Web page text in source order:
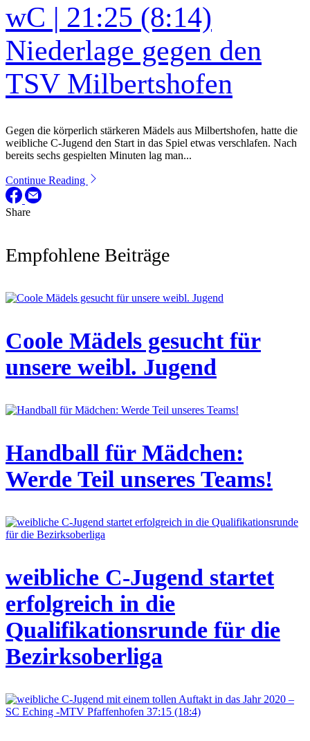
wC | 21:25 (8:14)
Niederlage gegen den
TSV Milbertshofen
Gegen die körperlich stärkeren Mädels aus Milbertshofen, hatte die
weibliche C-Jugend den Start in das Spiel etwas verschlafen. Nach
bereits sechs gespielten Minuten lag man...
Continue Reading
Share
Empfohlene Beiträge
Coole Mädels gesucht für
unsere weibl. Jugend
Handball für Mädchen:
Werde Teil unseres Teams!
weibliche C-Jugend startet
erfolgreich in die
Qualifikationsrunde für die
Bezirksoberliga